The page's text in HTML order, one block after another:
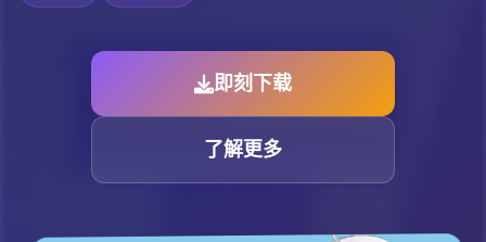
即刻下载
了解更多